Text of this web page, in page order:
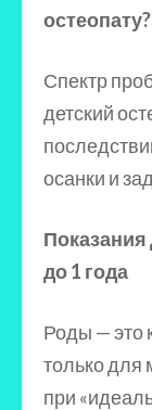
остеопату?
Спектр
детский
осанки и
до 1 года
Роды — это
только для
при